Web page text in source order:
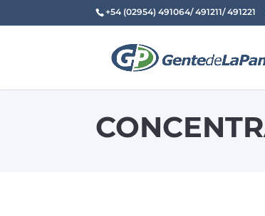
+54 (02954) 491064/ 491211/ 491221